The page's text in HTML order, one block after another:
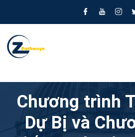
Chương trình
Dự Bị và